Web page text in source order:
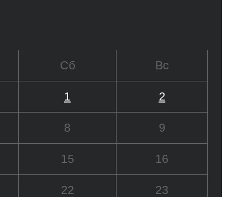
Сб Вс
1 2
8 9
15 16
22 23